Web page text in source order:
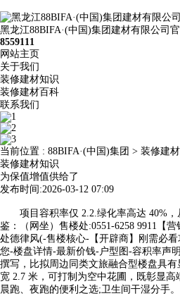
黑龙江88BIFA·(中国)集团建材有限公司
8559111
网站主页
关于我们
装修建材知识
装修建材百科
联系我们
当前位置 : 88BIFA·(中国)集团 > 装修建
装修建材知识
为保值增值供给了
发布时间:2026-03-12 07:09
项目容积率仅 2.2.绿化率高达 40%，
鉴：（网坐）售楼处:0551-6258 9911【
处德律风(-售楼核心-【开辟商】刚需必
您-楼盘详情-最新价钱-户型图-容积率声
撰写，比拟周边同类文旅融合型楼盘具
宽 2.7 米，可打制为空中花圃，既彰显
晨跑、夜跑的便利之选;卫生间干湿分手